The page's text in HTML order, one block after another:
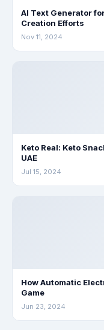
AI Text Generator
Creation Efforts
Nov 11, 2024
Keto Real: Keto
UAE
Jul 15, 2024
How Automatic
Game
Jun 23, 2024